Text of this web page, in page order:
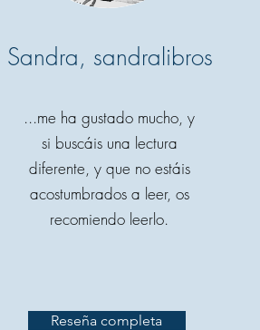
Sandra, sandralibros
...me ha gustado mucho, y
si buscáis una lectura
diferente, y que no estáis
acostumbrados a leer, os
recomiendo leerlo.
Reseña completa